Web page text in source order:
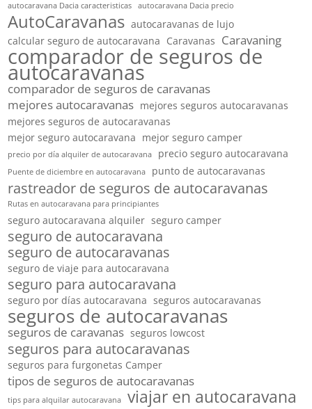
autocaravana Dacia caracteristicas autocaravana Dacia precio
AutoCaravanas autocaravanas de lujo
calcular seguro de autocaravana Caravanas Caravaning
comparador de seguros de
autocaravanas
comparador de seguros de caravanas
mejores autocaravanas mejores seguros autocaravanas
mejores seguros de autocaravanas
mejor seguro autocaravana mejor seguro camper
precio por día alquiler de autocaravana precio seguro autocaravana
Puente de diciembre en autocaravana punto de autocaravanas
rastreador de seguros de autocaravanas
Rutas en autocaravana para principiantes
seguro autocaravana alquiler seguro camper
seguro de autocaravana
seguro de autocaravanas
seguro de viaje para autocaravana
seguro para autocaravana
seguro por días autocaravana seguros autocaravanas
seguros de autocaravanas
seguros de caravanas seguros lowcost
seguros para autocaravanas
seguros para furgonetas Camper
tipos de seguros de autocaravanas
tips para alquilar autocaravana viajar en autocaravana